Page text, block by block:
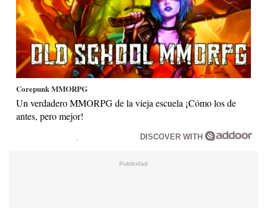
Corepunk MMORPG
Un verdadero MMORPG de la vieja escuela ¡Cómo los de
antes, pero mejor!
DISCOVER WITH